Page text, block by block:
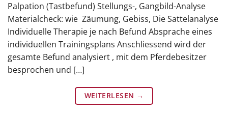
Palpation (Tastbefund) Stellungs-, Gangbild-Analyse
Materialcheck: wie Zäumung, Gebiss, Die Sattelanalyse
Individuelle Therapie je nach Befund Absprache eines
individuellen Trainingsplans Anschliessend wird der
gesamte Befund analysiert , mit dem Pferdebesitzer
besprochen und […]
WEITERLESEN →